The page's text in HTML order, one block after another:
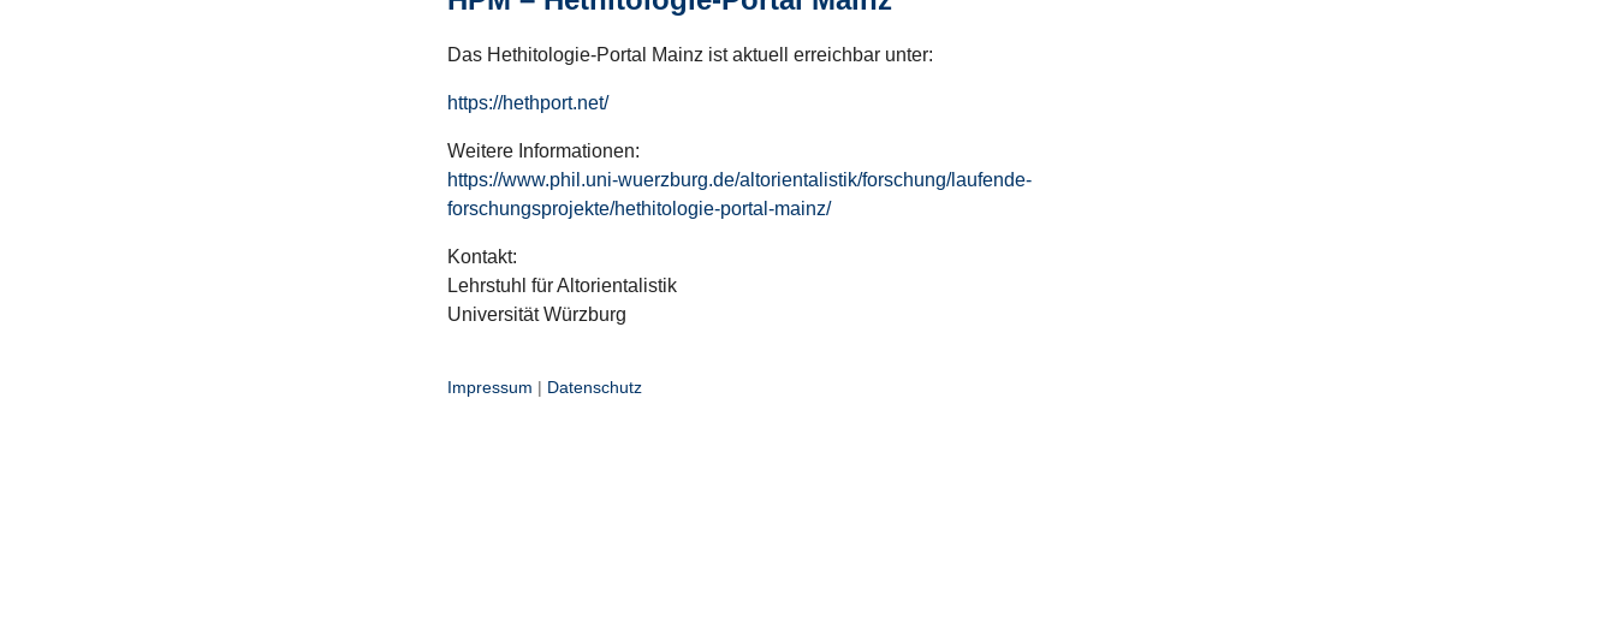
Das Hethitologie-Portal Mainz ist aktuell erreichbar unter:
https://hethport.net/
Weitere Informationen:
https://www.phil.uni-wuerzburg.de/altorientalistik/forschung/laufende-
forschungsprojekte/hethitologie-portal-mainz/
Kontakt:
Lehrstuhl für Altorientalistik
Universität Würzburg
Impressum | Datenschutz